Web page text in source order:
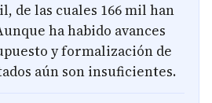
de las cuales 166 mil han
ha habido avances
y formalización de
aún son insuficientes.